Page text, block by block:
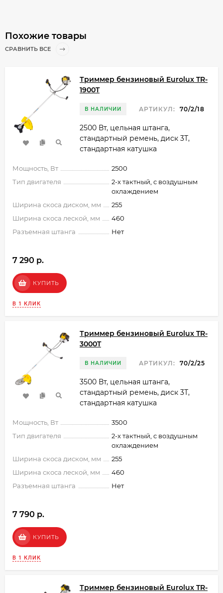
Похожие товары
СРАВНИТЬ ВСЕ
Триммер бензиновый Eurolux TR-
1900T
В НАЛИЧИИ АРТИКУЛ: 70/2/18
2500 Вт, цельная штанга,
стандартный ремень, диск 3Т,
стандартная катушка
Мощность, Вт
2500
Тип двигателя
2-х тактный, с воздушным
охлаждением
Ширина скоса диском, мм
255
Ширина скоса леской, мм
460
Разъемная штанга
Нет
7 290 p.
КУПИТЬ
В 1 КЛИК
Триммер бензиновый Eurolux TR-
3000T
В НАЛИЧИИ АРТИКУЛ: 70/2/25
3500 Вт, цельная штанга,
стандартный ремень, диск 3Т,
стандартная катушка
Мощность, Вт
3500
Тип двигателя
2-х тактный, с воздушным
охлаждением
Ширина скоса диском, мм
255
Ширина скоса леской, мм
460
Разъемная штанга
Нет
7 790 p.
КУПИТЬ
В 1 КЛИК
Триммер бензиновый Eurolux TR-